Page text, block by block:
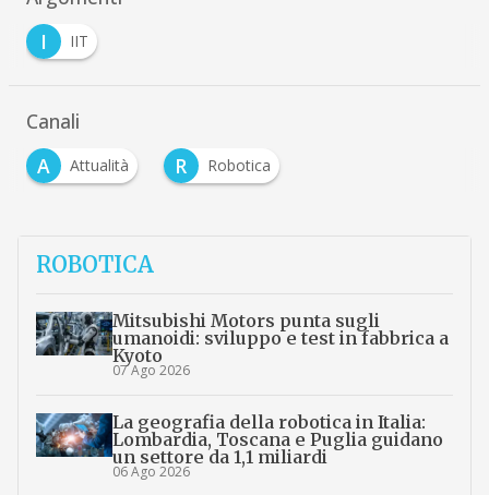
I
IIT
Canali
A
Attualità R Robotica
ROBOTICA
Mitsubishi Motors punta sugli
umanoidi: sviluppo e test in fabbrica a
Kyoto
07 Ago 2026
La geografia della robotica in Italia:
Lombardia, Toscana e Puglia guidano
un settore da 1,1 miliardi
06 Ago 2026